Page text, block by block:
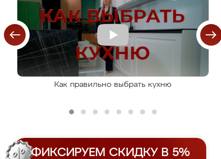
Как правильно выбрать кухню
ФИКСИРУЕМ СКИДКУ В 5%